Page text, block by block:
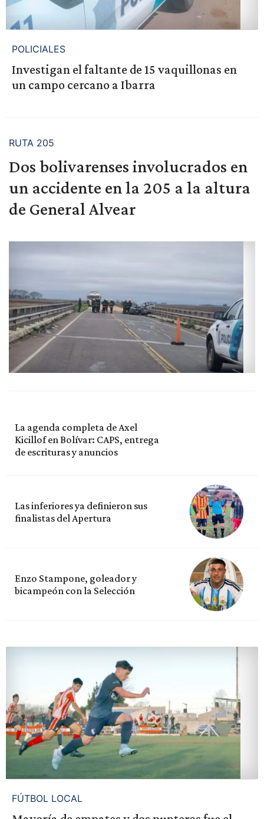
POLICIALES
Investigan el faltante de 15 vaquillonas en
un campo cercano a Ibarra
RUTA 205
Dos bolivarenses involucrados en
un accidente en la 205 a la altura
de General Alvear
La agenda completa de Axel
Kicillof en Bolívar: CAPS, entrega
de escrituras y anuncios
Las inferiores ya definieron sus
finalistas del Apertura
Enzo Stampone, goleador y
bicampeón con la Selección
FÚTBOL LOCAL